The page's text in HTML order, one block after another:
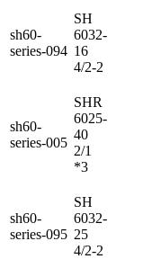
sh60-
series-094
SH
6032-
16
4/2-2
sh60-
series-005
SHR
6025-
40
2/1
*3
sh60-
series-095
SH
6032-
25
4/2-2